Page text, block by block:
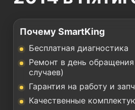
Почему SmartKing
Бесплатная диагностика
Ремонт в день
случаев)
Гарантия на работу и
Качественные